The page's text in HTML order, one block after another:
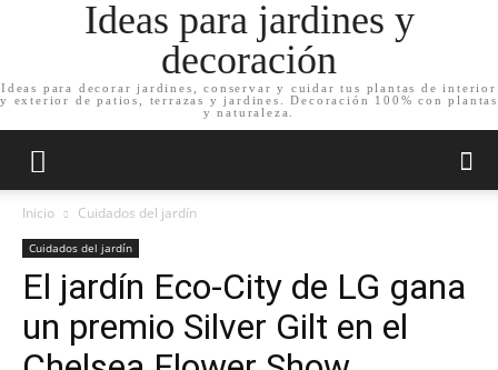
Ideas para jardines y
decoración
Ideas para decorar jardines, conservar y cuidar tus plantas de interior
y exterior de patios, terrazas y jardines. Decoración 100% con plantas
y naturaleza.
Inicio Cuidados del jardín
Cuidados del jardín
El jardín Eco-City de LG gana
un premio Silver Gilt en el